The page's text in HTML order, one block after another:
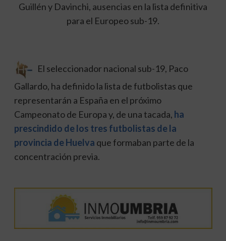
Guillén y Davinchi, ausencias en la lista definitiva
para el Europeo sub-19.
El seleccionador nacional sub-19, Paco
Gallardo, ha definido la lista de futbolistas que
representarán a España en el próximo
Campeonato de Europa y, de una tacada, ha
prescindido de los tres futbolistas de la
provincia de Huelva que formaban parte de la
concentración previa.